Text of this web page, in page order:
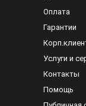
Оплата
Гарантии
Услуги и
Контакты
Помощь